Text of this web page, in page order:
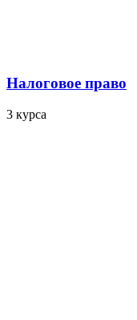
Налоговое право
3 курса